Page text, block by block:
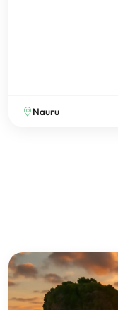
Nauru